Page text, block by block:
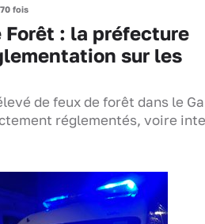
fois
Forêt : la préfecture
sur les
de feux de forêt dans le
réglementés, voire